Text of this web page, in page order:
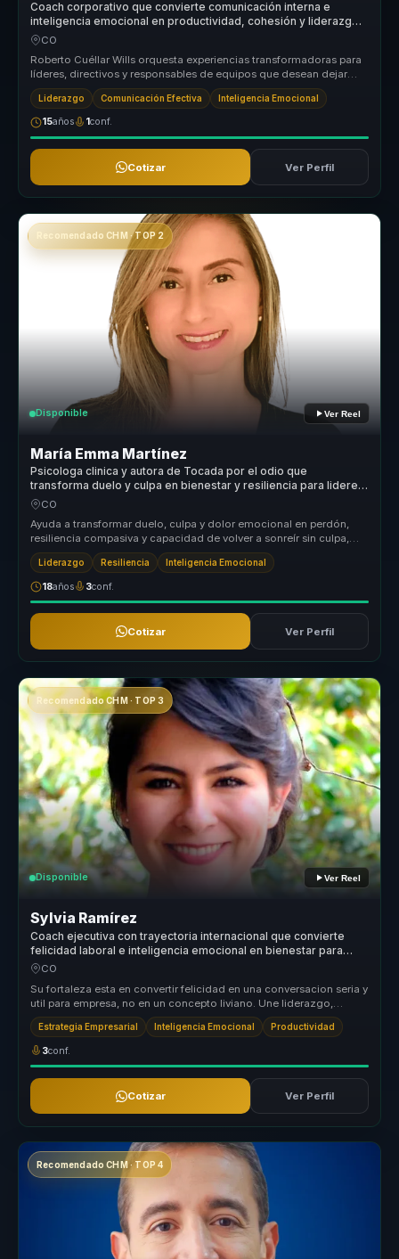
Coach corporativo que convierte comunicación interna e
inteligencia emocional en productividad, cohesión y liderazgo
consciente para equipos.
CO
Roberto Cuéllar Wills orquesta experiencias transformadoras para
líderes, directivos y responsables de equipos que desean dejar
atrás las...
Liderazgo Comunicación Efectiva Inteligencia Emocional
15años 1conf.
Cotizar Ver Perfil
Recomendado CHM · TOP 2
Disponible Ver Reel
María Emma Martínez
Psicologa clinica y autora de Tocada por el odio que
transforma duelo y culpa en bienestar y resiliencia para lideres
y equipos.
CO
Ayuda a transformar duelo, culpa y dolor emocional en perdón,
resiliencia compasiva y capacidad de volver a sonreír sin culpa,
con un enf...
Liderazgo Resiliencia Inteligencia Emocional
18años 3conf.
Cotizar Ver Perfil
Recomendado CHM · TOP 3
Disponible Ver Reel
Sylvia Ramírez
Coach ejecutiva con trayectoria internacional que convierte
felicidad laboral e inteligencia emocional en bienestar para
lideres.
CO
Su fortaleza esta en convertir felicidad en una conversacion seria y
util para empresa, no en un concepto liviano. Une liderazgo,
bienest...
Estrategia Empresarial Inteligencia Emocional Productividad
3conf.
Cotizar Ver Perfil
Recomendado CHM · TOP 4